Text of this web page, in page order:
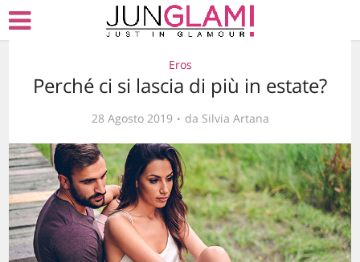
Eros
Perché ci si lascia di più in estate?
28 Agosto 2019 da Silvia Artana